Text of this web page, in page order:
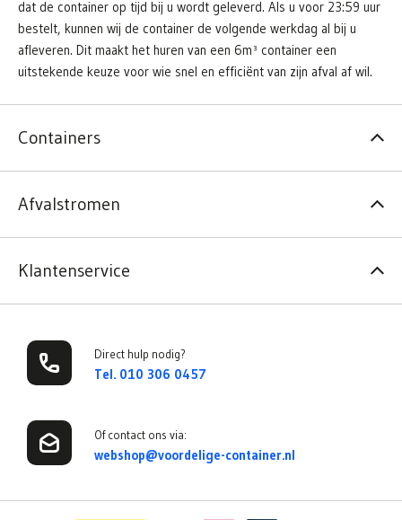
dat de container op tijd bij u wordt geleverd. Als u voor 23:59 uur
bestelt, kunnen wij de container de volgende werkdag al bij u
afleveren. Dit maakt het huren van een 6m³ container een
uitstekende keuze voor wie snel en efficiënt van zijn afval af wil.
Containers
Afvalstromen
Klantenservice
Direct hulp nodig?
Tel. 010 306 0457
Of contact ons via:
webshop@voordelige-container.nl